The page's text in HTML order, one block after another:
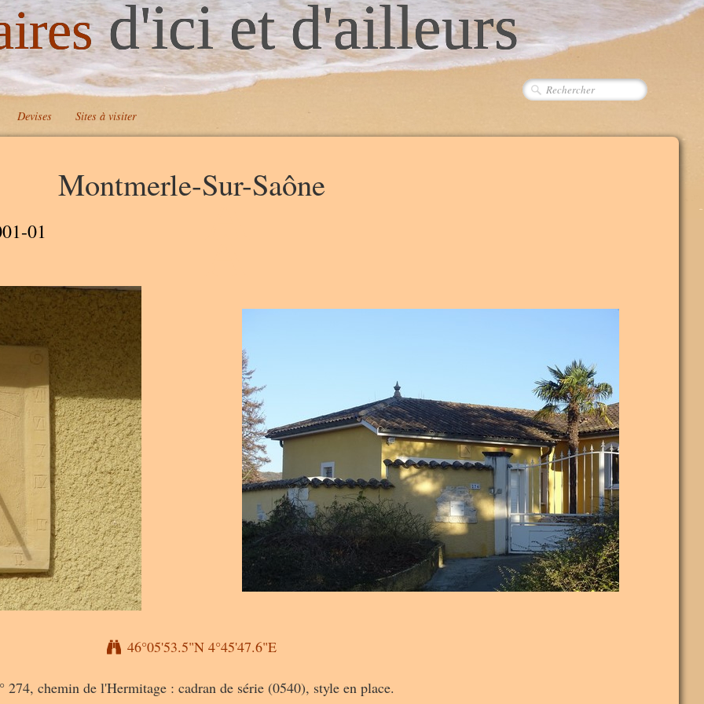
d'ici et d'ailleurs
Devises Sites à visiter
Montmerle-Sur-Saône
01 A
46°05'53.5"N 4°45'47.6"E
274, chemin de l'Hermitage : cadran de série (0540), style en place.